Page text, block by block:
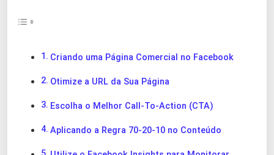
Criando uma Página Comercial no Facebook
Otimize a URL da Sua Página
Escolha o Melhor Call-To-Action (CTA)
Aplicando a Regra 70-20-10 no Conteúdo